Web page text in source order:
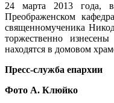
24 марта 2013 года,
Преображенском
священномученика
торжественно
находятся в домовом
Пресс-служба епархии
Фото А. Клюйко